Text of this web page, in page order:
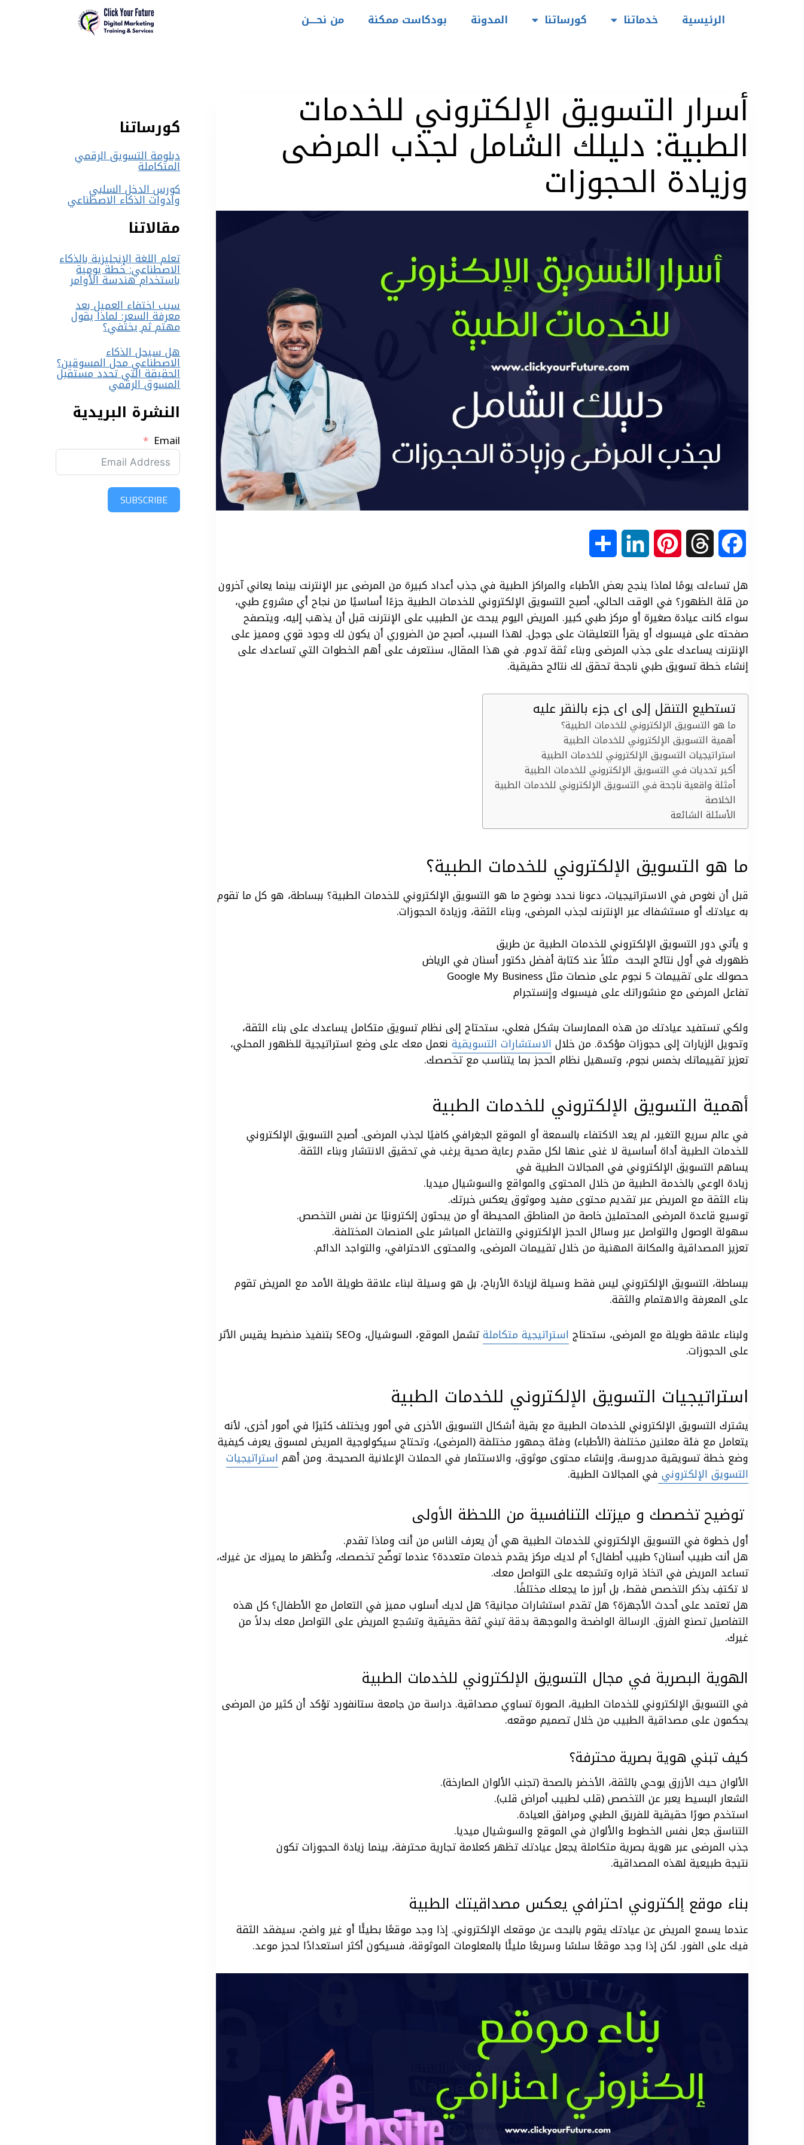
الرئيسية خدماتنا كورساتنا المدونة بودكاست ممكنة من نحــــن
أسرار التسويق الإلكتروني للخدمات
الطبية: دليلك الشامل لجذب المرضى
وزيادة الحجوزات
c
e
b
o
k
r
e
a
s
n
t
e
e
s
t
n
k
e
I
n
a
r
e
هل تساءلت يومًا لماذا ينجح بعض الأطباء والمراكز الطبية في جذب أعداد كبيرة من المرضى عبر الإنترنت بينما يعاني آخرون
من قلة الظهور؟ في الوقت الحالي، أصبح التسويق الإلكتروني للخدمات الطبية جزءًا أساسيًا من نجاح أي مشروع طبي،
سواء كانت عيادة صغيرة أو مركز طبي كبير. المريض اليوم يبحث عن الطبيب على الإنترنت قبل أن يذهب إليه، ويتصفح
صفحته على فيسبوك أو يقرأ التعليقات على جوجل. لهذا السبب، أصبح من الضروري أن يكون لك وجود قوي ومميز على
الإنترنت يساعدك على جذب المرضى وبناء ثقة تدوم. في هذا المقال، سنتعرف على أهم الخطوات التي تساعدك على
إنشاء خطة تسويق طبي ناجحة تحقق لك نتائج حقيقية.
تستطيع التنقل إلى اى جزء بالنقر عليه
ما هو التسويق الإلكتروني للخدمات الطبية؟
أهمية التسويق الإلكتروني للخدمات الطبية
استراتيجيات التسويق الإلكتروني للخدمات الطبية
أكبر تحديات في التسويق الإلكتروني للخدمات الطبية
أمثلة واقعية ناجحة في التسويق الإلكتروني للخدمات الطبية
الخلاصة
الأسئلة الشائعة
ما هو التسويق الإلكتروني للخدمات الطبية؟
قبل أن نغوص في الاستراتيجيات، دعونا نحدد بوضوح ما هو التسويق الإلكتروني للخدمات الطبية؟ ببساطة، هو كل ما تقوم
به عيادتك أو مستشفاك عبر الإنترنت لجذب المرضى، وبناء الثقة، وزيادة الحجوزات.
و يأتي دور التسويق الإلكتروني للخدمات الطبية عن طريق
ظهورك في أول نتائج البحث مثلاً عند كتابة أفضل دكتور أسنان في الرياض
حصولك على تقييمات 5 نجوم على منصات مثل Google My Business
تفاعل المرضى مع منشوراتك على فيسبوك وإنستجرام
ولكي تستفيد عيادتك من هذه الممارسات بشكل فعلي، ستحتاج إلى نظام تسويق متكامل يساعدك على بناء الثقة،
وتحويل الزيارات إلى حجوزات مؤكدة. من خلال الاستشارات التسويقية نعمل معك على وضع استراتيجية للظهور المحلي،
تعزيز تقييماتك بخمس نجوم، وتسهيل نظام الحجز بما يتناسب مع تخصصك.
أهمية التسويق الإلكتروني للخدمات الطبية
في عالم سريع التغير، لم يعد الاكتفاء بالسمعة أو الموقع الجغرافي كافيًا لجذب المرضى. أصبح التسويق الإلكتروني
للخدمات الطبية أداة أساسية لا غنى عنها لكل مقدم رعاية صحية يرغب في تحقيق الانتشار وبناء الثقة.
يساهم التسويق الإلكتروني في المجالات الطبية في
زيادة الوعي بالخدمة الطبية من خلال المحتوى والمواقع والسوشيال ميديا.
بناء الثقة مع المريض عبر تقديم محتوى مفيد وموثوق يعكس خبرتك.
توسيع قاعدة المرضى المحتملين خاصة من المناطق المحيطة أو من يبحثون إلكترونيًا عن نفس التخصص.
سهولة الوصول والتواصل عبر وسائل الحجز الإلكتروني والتفاعل المباشر على المنصات المختلفة.
تعزيز المصداقية والمكانة المهنية من خلال تقييمات المرضى، والمحتوى الاحترافي، والتواجد الدائم.
ببساطة، التسويق الإلكتروني ليس فقط وسيلة لزيادة الأرباح، بل هو وسيلة لبناء علاقة طويلة الأمد مع المريض تقوم
على المعرفة والاهتمام والثقة.
ولبناء علاقة طويلة مع المرضى، ستحتاج استراتيجية متكاملة
تشمل الموقع، السوشيال، وSEO بتنفيذ منضبط يقيس الأثر
على الحجوزات.
استراتيجيات التسويق الإلكتروني للخدمات الطبية
يشترك التسويق الإلكتروني للخدمات الطبية مع بقية أشكال التسويق الأخرى في أمور ويختلف كثيرًا في أمور أخرى، لأنه
يتعامل مع فئة معلنين مختلفة (الأطباء) وفئة جمهور مختلفة (المرضى)، وتحتاج سيكولوجية المريض لمسوق يعرف كيفية
وضع خطة تسويقية مدروسة، وإنشاء محتوى موثوق، والاستثمار في الحملات الإعلانية الصحيحة. ومن أهم استراتيجيات
التسويق الإلكتروني في المجالات الطبية.
توضيح تخصصك و ميزتك التنافسية من اللحظة الأولى
أول خطوة في التسويق الإلكتروني للخدمات الطبية هي أن يعرف الناس من أنت وماذا تقدم.
هل أنت طبيب أسنان؟ طبيب أطفال؟ أم لديك مركز يقدم خدمات متعددة؟ عندما توضّح تخصصك، وتُظهر ما يميزك عن غيرك،
تساعد المريض في اتخاذ قراره وتشجعه على التواصل معك.
لا تكتفِ بذكر التخصص فقط، بل أبرز ما يجعلك مختلفًا.
هل تعتمد على أحدث الأجهزة؟ هل تقدم استشاراتمجانية؟ هل لديك أسلوب مميز في التعامل مع الأطفال؟ كل هذه
التفاصيل تصنع الفرق. الرسالة الواضحة والموجهة بدقة تبني ثقة حقيقية وتشجع المريض على التواصل معك بدلاً من
غيرك.
الهوية البصرية في مجال التسويق الإلكتروني للخدمات الطبية
في التسويق الإلكتروني للخدمات الطبية، الصورة تساوي مصداقية. دراسة من جامعة ستانفورد تؤكد أن كثير من المرضى
يحكمون على مصداقية الطبيب من خلال تصميم موقعه.
كيف تبني هوية بصرية محترفة؟
الألوان حيث الأزرق يوحي بالثقة، الأخضر بالصحة (تجنب الألوان الصارخة).
الشعار البسيط يعبر عن التخصص (قلب لطبيب أمراض قلب).
استخدم صورًا حقيقية للفريق الطبي ومرافق العيادة.
التناسق جعل نفس الخطوط والألوان في الموقع والسوشيال ميديا.
جذب المرضى عبر هوية بصرية متكاملة يجعل عيادتك تظهر كعلامة تجارية محترفة، بينما زيادة الحجوزات تكون
نتيجة طبيعية لهذه المصداقية.
بناء موقع إلكتروني احترافي يعكس مصداقيتك الطبية
عندما يسمع المريض عن عيادتك يقوم بالبحث عن موقعك الإلكتروني. إذا وجد موقعًا بطيئًا أو غير واضح، سيفقد الثقة
فيك على الفور. لكن إذا وجد موقعًا سلسًا وسريعًا مليئًا بالمعلومات الموثوقة، فسيكون أكثر استعدادًا لحجز موعد.
كورساتنا
دبلومة التسويق الرقمي
المتكاملة
كورس الدخل السلبي
وادوات الذكاء الاصطناعي
مقالاتنا
تعلم اللغة الإنجليزية بالذكاء
الاصطناعي: خطة يومية
باستخدام هندسة الأوامر
سبب اختفاء العميل بعد
معرفة السعر: لماذا يقول
مهتم ثم يختفي؟
هل سيحل الذكاء
الاصطناعي محل المسوقين؟
الحقيقة التي تحدد مستقبل
المسوق الرقمي
النشرة البريدية
Email
SUBSCRIBE